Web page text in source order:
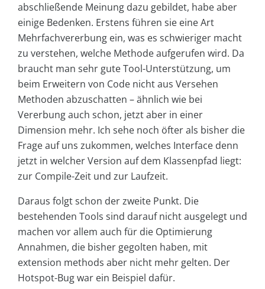
abschließende Meinung dazu gebildet, habe aber
einige Bedenken. Erstens führen sie eine Art
Mehrfachvererbung ein, was es schwieriger macht
zu verstehen, welche Methode aufgerufen wird. Da
braucht man sehr gute Tool-Unterstützung, um
beim Erweitern von Code nicht aus Versehen
Methoden abzuschatten – ähnlich wie bei
Vererbung auch schon, jetzt aber in einer
Dimension mehr. Ich sehe noch öfter als bisher die
Frage auf uns zukommen, welches Interface denn
jetzt in welcher Version auf dem Klassenpfad liegt:
zur Compile-Zeit und zur Laufzeit.
Daraus folgt schon der zweite Punkt. Die
bestehenden Tools sind darauf nicht ausgelegt und
machen vor allem auch für die Optimierung
Annahmen, die bisher gegolten haben, mit
extension methods aber nicht mehr gelten. Der
Hotspot-Bug war ein Beispiel dafür.